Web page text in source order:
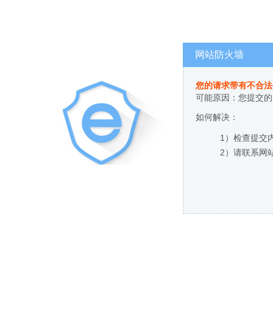
网站防火墙
您的请求带有不合
可能原因：您提交
如何解决：
1）检查提交
2）请联系网